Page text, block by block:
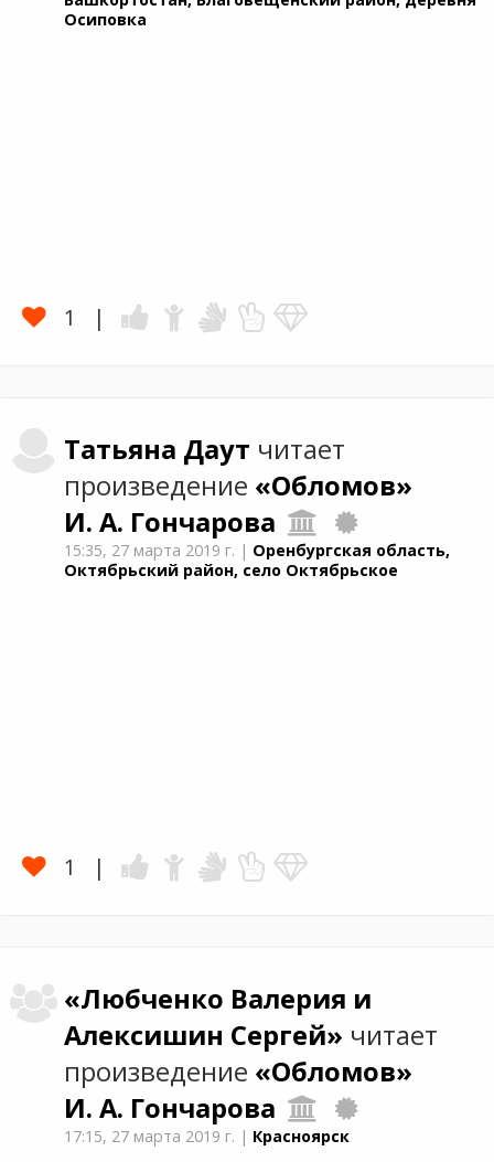
Осиповка
1
Татьяна Даут читает
произведение «Обломов»
И. А. Гончарова
15:35, 27 марта 2019 г. | Оренбургская область,
Октябрьский район, село Октябрьское
1
«Любченко Валерия и
Алексишин Сергей» читает
произведение «Обломов»
И. А. Гончарова
17:15, 27 марта 2019 г. | Красноярск